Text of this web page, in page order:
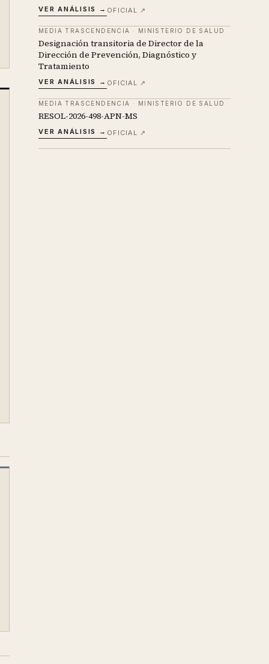
VER ANÁLISIS → OFICIAL ↗
MEDIA TRASCENDENCIA · MINISTERIO DE SALUD
Designación transitoria de Director de la
Dirección de Prevención, Diagnóstico y
Tratamiento
VER ANÁLISIS → OFICIAL ↗
MEDIA TRASCENDENCIA · MINISTERIO DE SALUD
RESOL-2026-498-APN-MS
VER ANÁLISIS → OFICIAL ↗